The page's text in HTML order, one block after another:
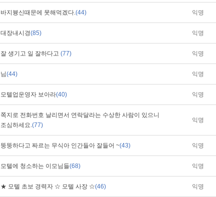
바지븅신때문에 못해먹겠다.(44) 익명
대장내시경(85) 익명
잘 생기고 일 잘하다고 (77) 익명
님(44) 익명
모텔업운영자 보아라(40) 익명
쪽지로 전화번호 날리면서 연락달라는 수상한 사람이 있으니
조심하세요.(77)
익명
뚱뚱하다고 짜르는 무식아 인간들아 잘들어 ~(43) 익명
모텔에 청소하는 이모님들(68) 익명
★ 모텔 초보 경력자 ☆ 모텔 사장 ☆(46) 익명